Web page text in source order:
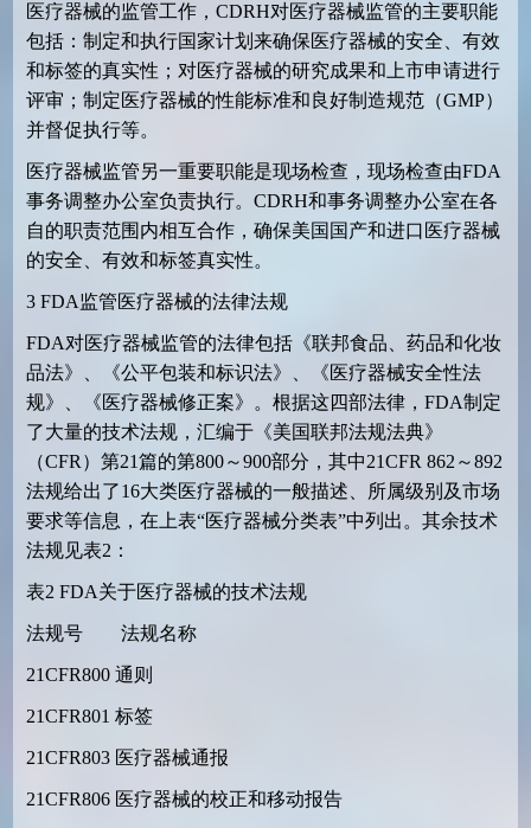
医疗器械的监管工作， CDRH对医疗器械监管的主要职能
包括：制定和执行国家计划来确保医疗器械的安全、有效
和标签的真实性；对医疗器械的研究成果和上市申请进行
评审；制定医疗器械的性能标准和良好制造规范（GMP）
并督促执行等。
医疗器械监管另一重要职能是现场检查，现场检查由FDA
事务调整办公室负责执行。 CDRH和事务调整办公室在各
自的职责范围内相互合作，确保美国国产和进口医疗器械
的安全、有效和标签真实性。
3 FDA监管医疗器械的法律法规
FDA对医疗器械监管的法律包括《联邦食品、药品和化妆
品法》、《公平包装和标识法》、《医疗器械安全性法
规》、《医疗器械修正案》。根据这四部法律， FDA制定
了大量的技术法规，汇编于《美国联邦法规法典》
（CFR ）第21篇的第800～900部分，其中21CFR 862 ～892
法规给出了16大类医疗器械的一般描述、所属级别及市场
要求等信息，在上表“医疗器械分类表”中列出。其余技术
法规见表2 ：
表2 FDA关于医疗器械的技术法规
法规号 法规名称
21CFR800通则
21CFR801 标签
21CFR803医疗器械通报
21CFR806医疗器械的校正和移动报告